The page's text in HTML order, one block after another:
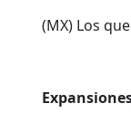
(MX) Los